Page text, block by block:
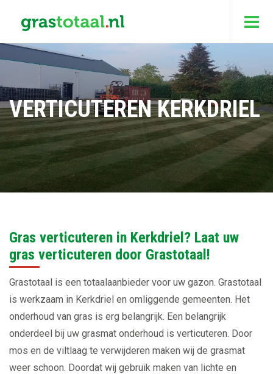
VERTICUTEREN KERKDRIEL
Gras verticuteren in Kerkdriel? Laat uw
gras verticuteren door Grastotaal!
Grastotaal is een totaalaanbieder voor uw gazon. Grastotaal
is werkzaam in Kerkdriel en omliggende gemeenten. Het
onderhoud van gras is erg belangrijk. Een belangrijk
onderdeel bij uw grasmat onderhoud is verticuteren. Door
mos en de viltlaag te verwijderen maken wij de grasmat
weer schoon. Doordat wij gebruik maken van lichte en